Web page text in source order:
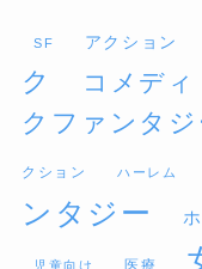
SF アクション
ク
コメディ
クファンタジ
クション ハーレム
ンタジー
児童向け 医療